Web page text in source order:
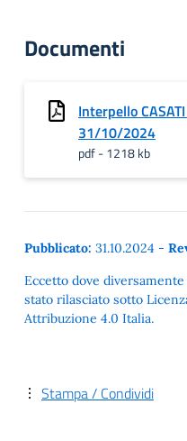
Documenti
Interpello
31/10/2024
pdf - 1218 kb
Pubblicato: 31.10.2024 -
Eccetto dove
stato rilasciato sotto
Attribuzione 4.0 Italia.
Stampa / Condividi